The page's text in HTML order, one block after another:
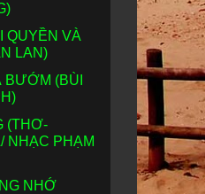
QUYỀN VÀ
LAN)
BƯỚM (BÙI
(THƠ-
NHẠC PHẠM
NHỚ